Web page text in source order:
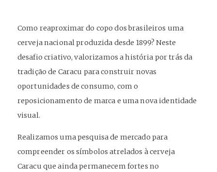
Como reaproximar do copo dos brasileiros uma
cerveja nacional produzida desde 1899? Neste
desafio criativo, valorizamos a história por trás da
tradição de Caracu para construir novas
oportunidades de consumo, com o
reposicionamento de marca e uma nova identidade
visual.
Realizamos uma pesquisa de mercado para
compreender os símbolos atrelados à cerveja
Caracu que ainda permanecem fortes no